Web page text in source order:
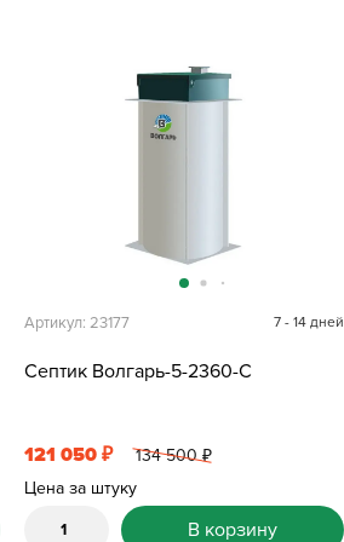
Септик Волгарь-5-2360-С
Артикул: 23177 7 - 14 дней
121 050₽ 134 500₽
Цена за штуку
В корзину